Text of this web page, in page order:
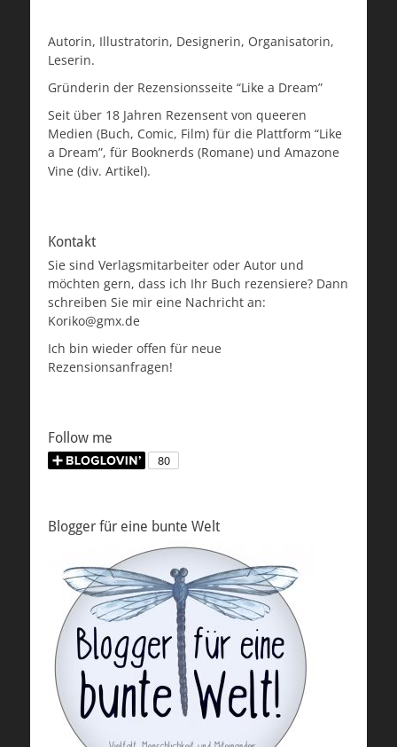
Autorin, Illustratorin, Designerin, Organisatorin,
Leserin.
Gründerin der Rezensionsseite “Like a Dream”
Seit über 18 Jahren Rezensent von queeren
Medien (Buch, Comic, Film) für die Plattform “Like
a Dream”, für Booknerds (Romane) und Amazone
Vine (div. Artikel).
Kontakt
Sie sind Verlagsmitarbeiter oder Autor und
möchten gern, dass ich Ihr Buch rezensiere? Dann
schreiben Sie mir eine Nachricht an:
Koriko@gmx.de
Ich bin wieder offen für neue
Rezensionsanfragen!
Follow me
Blogger für eine bunte Welt